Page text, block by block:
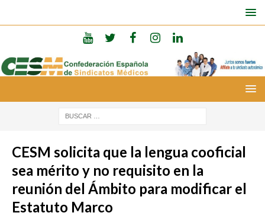
CESM solicita que la lengua cooficial
sea mérito y no requisito en la
reunión del Ámbito para modificar el
Estatuto Marco